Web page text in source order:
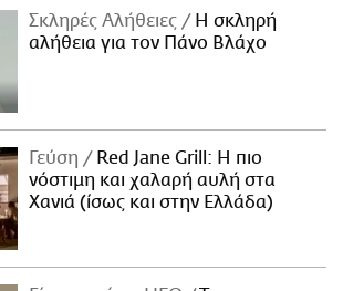
Σκληρές Αλήθειες
H σκληρή
αλήθεια για τον Πάνο Βλάχο
Γεύση
Red Jane Grill: Η πιο
νόστιμη και χαλαρή αυλή στα
Χανιά (ίσως και στην Ελλάδα)